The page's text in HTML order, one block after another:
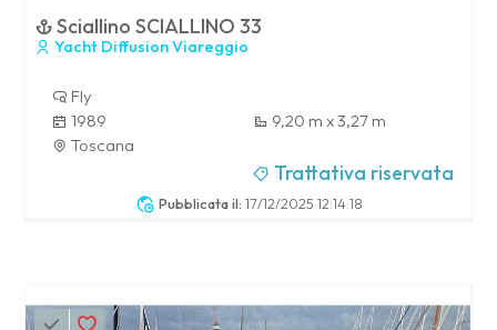
Pubblicata il: 17/12/2025 12:14:18
Sciallino SCIALLINO 33
Yacht Diffusion Viareggio
Fly
1989
9,20 m x 3,27 m
Toscana
Trattativa riservata